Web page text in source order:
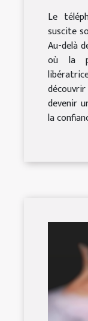
Le
suscite
Au-delà
où la
devenir
la